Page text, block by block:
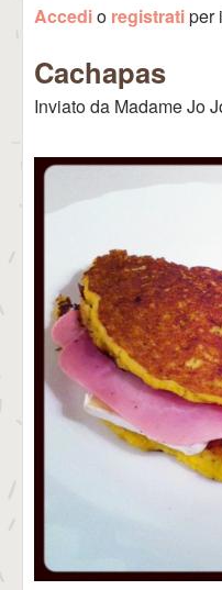
Accedio registratiper
Cachapas
Inviato da Madame Jo